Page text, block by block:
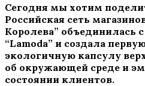
Сегодня мы хотим
Российская сеть
Королева” объединилась
“Lamoda” и создала
экологичную капсулу
об окружающей среде и
состоянии клиентов.